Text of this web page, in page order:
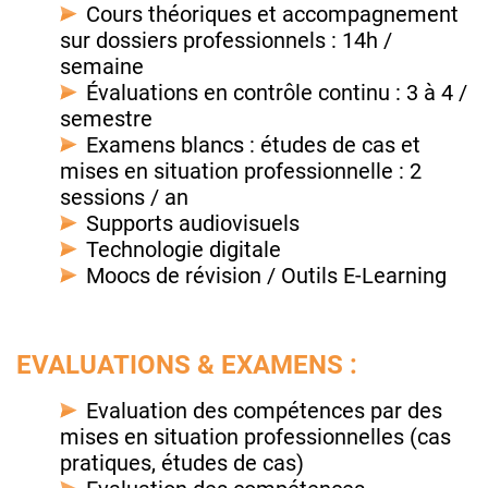
Cours théoriques et accompagnement
sur dossiers professionnels : 14h /
semaine
Évaluations en contrôle continu : 3 à 4 /
semestre
Examens blancs : études de cas et
mises en situation professionnelle : 2
sessions / an
Supports audiovisuels
Technologie digitale
Moocs de révision / Outils E-Learning
EVALUATIONS & EXAMENS :
Evaluation des compétences par des
mises en situation professionnelles (cas
pratiques, études de cas)